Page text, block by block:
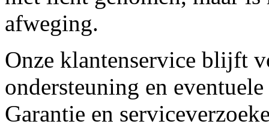
afweging.
Onze klantenservice blijft
ondersteuning en
Garantie en